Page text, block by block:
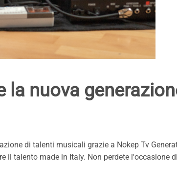
la nuova
di talenti musicali grazie a Nokep Tv
il talento made in Italy. Non perdete l'occasione